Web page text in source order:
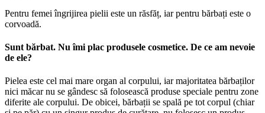
Pentru femei îngrijirea pielii este un răsfăț, iar pentru bărbați este o
corvoadă.
Sunt bărbat. Nu îmi plac produsele cosmetice. De ce am nevoie
de ele?
Pielea este cel mai mare organ al corpului, iar majoritatea bărbaților
nici măcar nu se gândesc să folosească produse speciale pentru zone
diferite ale corpului. De obicei, bărbații se spală pe tot corpul (chiar